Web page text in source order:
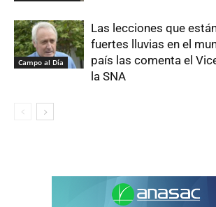
Campo al Día
Las lecciones que
fuertes lluvias en el
país las comenta el
la SNA